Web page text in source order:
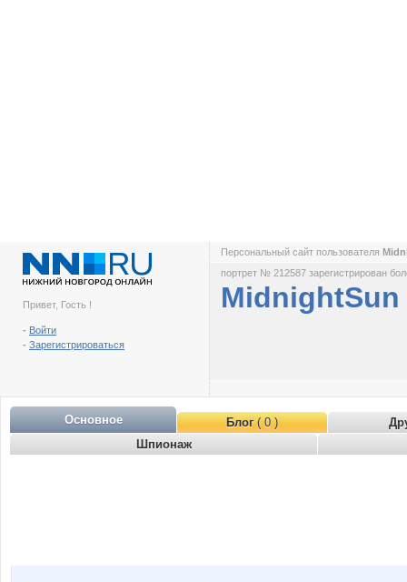
Привет, Гость !
- Войти
- Зарегистрироваться
Персональный сайт пользователя
портрет № 212587 зарегистрирован
MidnightSun
Основное Блог( 0 )
Шпионаж